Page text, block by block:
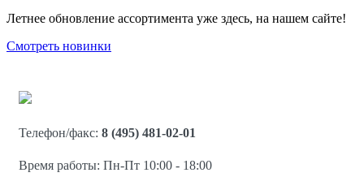
Летнее обновление ассортимента уже здесь, на нашем сайте!
Смотреть новинки
Телефон/факс: 8 (495) 481-02-01
Время работы: Пн-Пт 10:00 - 18:00